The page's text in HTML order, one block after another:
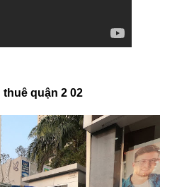
quận 2 02